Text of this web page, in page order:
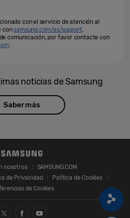
con el servicio de atención al
consamsung.com/es/support.
comunicación, por favor contacte con
.
noticias de Samsung
Saber más
nosotros
SAMSUNG.COM
de Privacidad
Política de Cookies
de Cookies